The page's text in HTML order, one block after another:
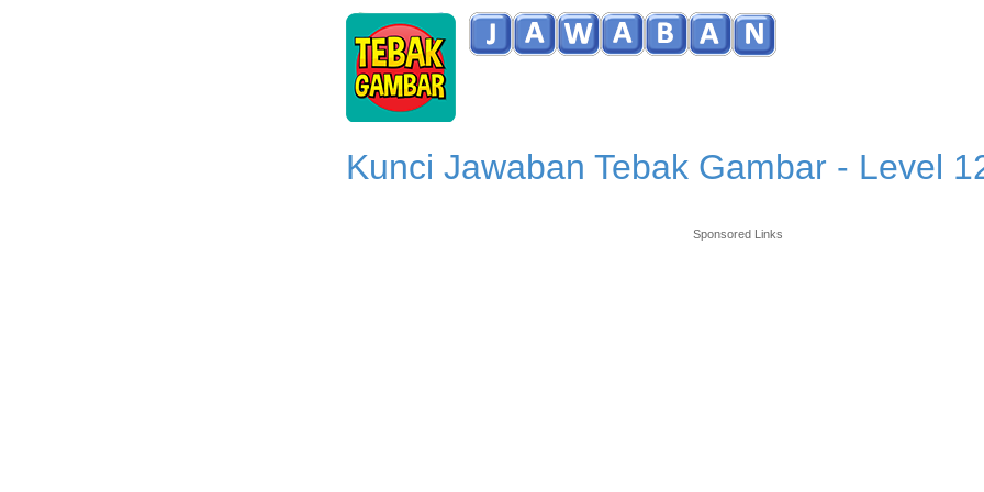
Kunci Jawaban Tebak Gambar - Level
Sponsored Links